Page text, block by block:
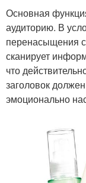
Основная
аудиторию. В
перенасыщения
сканирует
что
заголовок
эмоционально